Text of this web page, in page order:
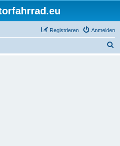
Anmelden
Registrieren